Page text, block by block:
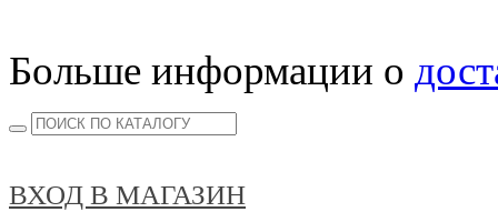
Больше информации о
ВХОД В МАГАЗИН